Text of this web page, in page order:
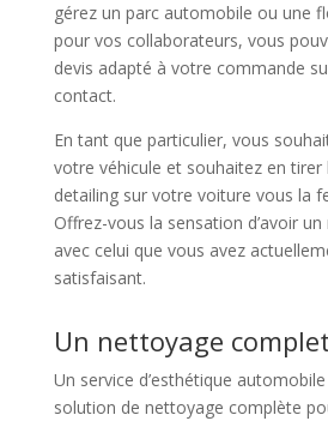
gérez un parc automobile ou une
pour vos collaborateurs, vous
devis adapté à votre commande
contact.
En tant que particulier, vous
votre véhicule et souhaitez en tirer
detailing sur votre voiture vous la
Offrez-vous la sensation d’avoir
avec celui que vous avez
satisfaisant.
Un nettoyage
Un service d’esthétique
solution de nettoyage complète